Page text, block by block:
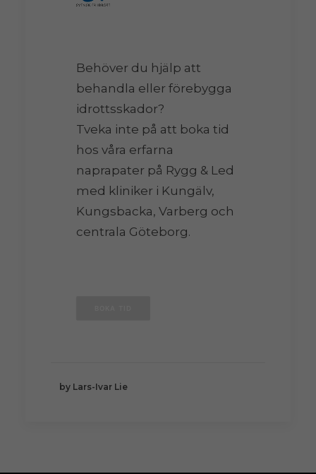
Behöver du hjälp att
behandla eller förebygga
idrottsskador?
Tveka inte på att boka tid
hos våra erfarna
naprapater på Rygg & Led
med kliniker i Kungälv,
Kungsbacka, Varberg och
centrala Göteborg.
by Lars-Ivar Lie